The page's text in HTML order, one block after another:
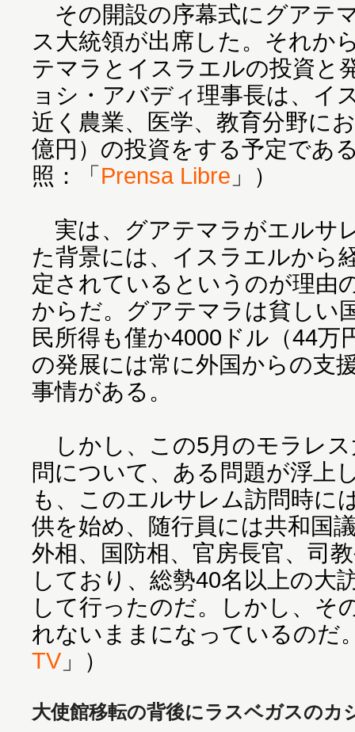
その開設の序幕式にグアテ
ス大統領が出席した。それか
テマラとイスラエルの投資と
ョシ・アバディ理事長は、イ
近く農業、医学、教育分野に
億円）の投資をする予定であ
照：「Prensa Libre 」）
実は、グアテマラがエルサ
た背景には、イスラエルから
定されているというのが理由
からだ。グアテマラは貧しい
民所得も僅か4000ドル（44万
の発展には常に外国からの支
事情がある。
しかし、この5月のモラレ
問について、ある問題が浮上
も、このエルサレム訪問時に
供を始め、随行員には共和国
外相、国防相、官房長官、司
しており、総勢40名以上の大
して行ったのだ。しかし、そ
れないままになっているのだ
TV 」）
大使館移転の背後にラスベガスのカ